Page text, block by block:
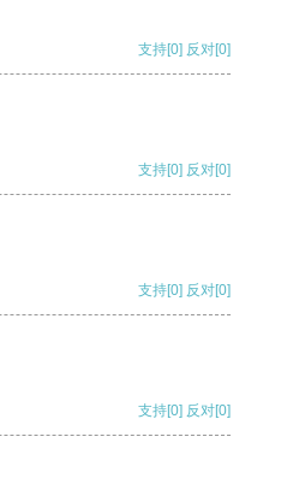
支持[0] 反对[0]
支持[0] 反对[0]
支持[0] 反对[0]
支持[0] 反对[0]